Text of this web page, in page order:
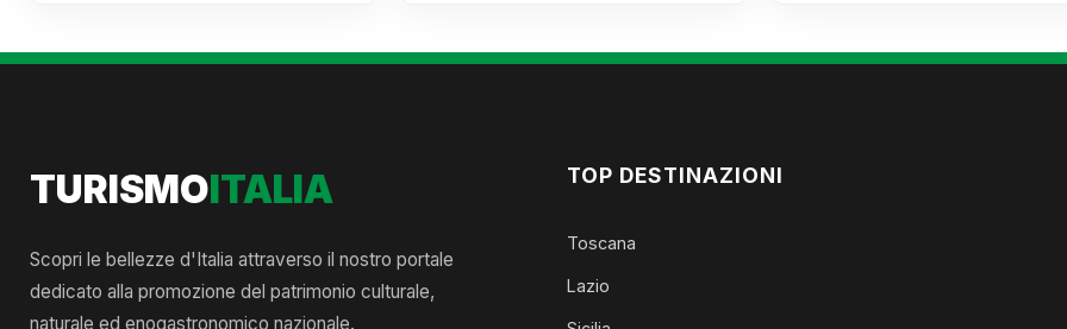
TURISMOITALIA
Scopri le bellezze d'Italia attraverso il nostro portale
dedicato alla promozione del patrimonio culturale,
naturale ed enogastronomico nazionale.
TOP DESTINAZIONI
Toscana
Lazio